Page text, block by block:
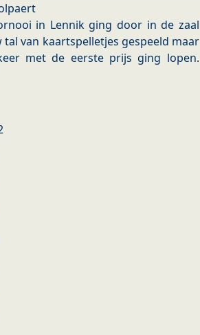
in Lennik ging door in de zaal
van kaartspelletjes gespeeld maar
met de eerste prijs ging lopen.